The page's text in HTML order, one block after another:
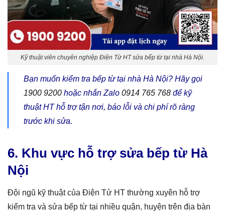
Kỹ thuật viên chuyên nghiệp Điện Tử HT sửa bếp từ tại nhà Hà Nội.
Bạn muốn kiểm tra bếp từ tại nhà Hà Nội? Hãy gọi
1900 9200 hoặc nhắn Zalo 0914 765 768 để kỹ
thuật HT hỗ trợ tận nơi, báo lỗi và chi phí rõ ràng
trước khi sửa.
6. Khu vực hỗ trợ sửa bếp từ Hà
Nội
Đội ngũ kỹ thuật của Điện Tử HT thường xuyên hỗ trợ
kiểm tra và sửa bếp từ tại nhiều quận, huyện trên địa bàn